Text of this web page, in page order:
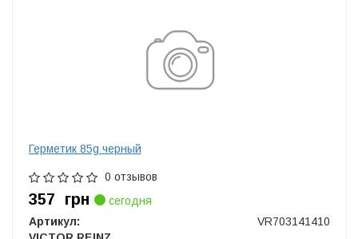
Герметик 85g черный
0 отзывов
357 грн
сегодня
Артикул:
VR703141410